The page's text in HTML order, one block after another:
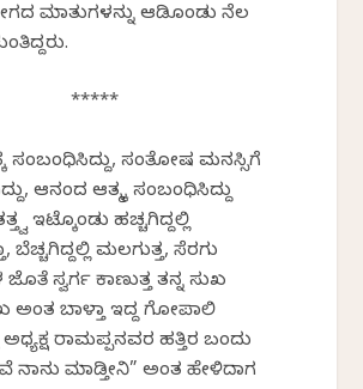
ಮಾತುಗಳನ್ನು ಆಡಿಕೊಂಡು ನೆಲ
*****
ಸಂಬಂಧಿಸಿದ್ದು, ಸಂತೋಷ ಮನಸ್ಸಿಗೆ
ಆನಂದ ಆತ್ಮಕ್ಕೆ ಸಂಬಂಧಿಸಿದ್ದು
ಇಟ್ಕೊಂಡು ಹಚ್ಚಗಿದ್ದಲ್ಲಿ
ಬೆಚ್ಚಗಿದ್ದಲ್ಲಿ ಮಲಗುತ್ತ, ಸೆರಗು
ಸ್ವರ್ಗ ಕಾಣುತ್ತ ತನ್ನ ಸುಖ
ಬಾಳ್ತಾ ಇದ್ದ ಗೋಪಾಲಿ
ರಾಮಪ್ಪನವರ ಹತ್ತಿರ ಬಂದು
ನಾನು ಮಾಡ್ತೀನಿ” ಅಂತ ಹೇಳಿದಾಗ